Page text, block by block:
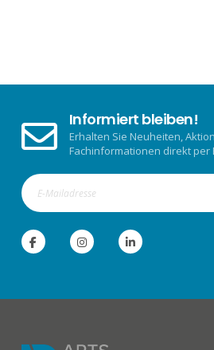
Informiert bleiben!
Erhalten Sie Neuheiten,
Fachinformationen direkt per